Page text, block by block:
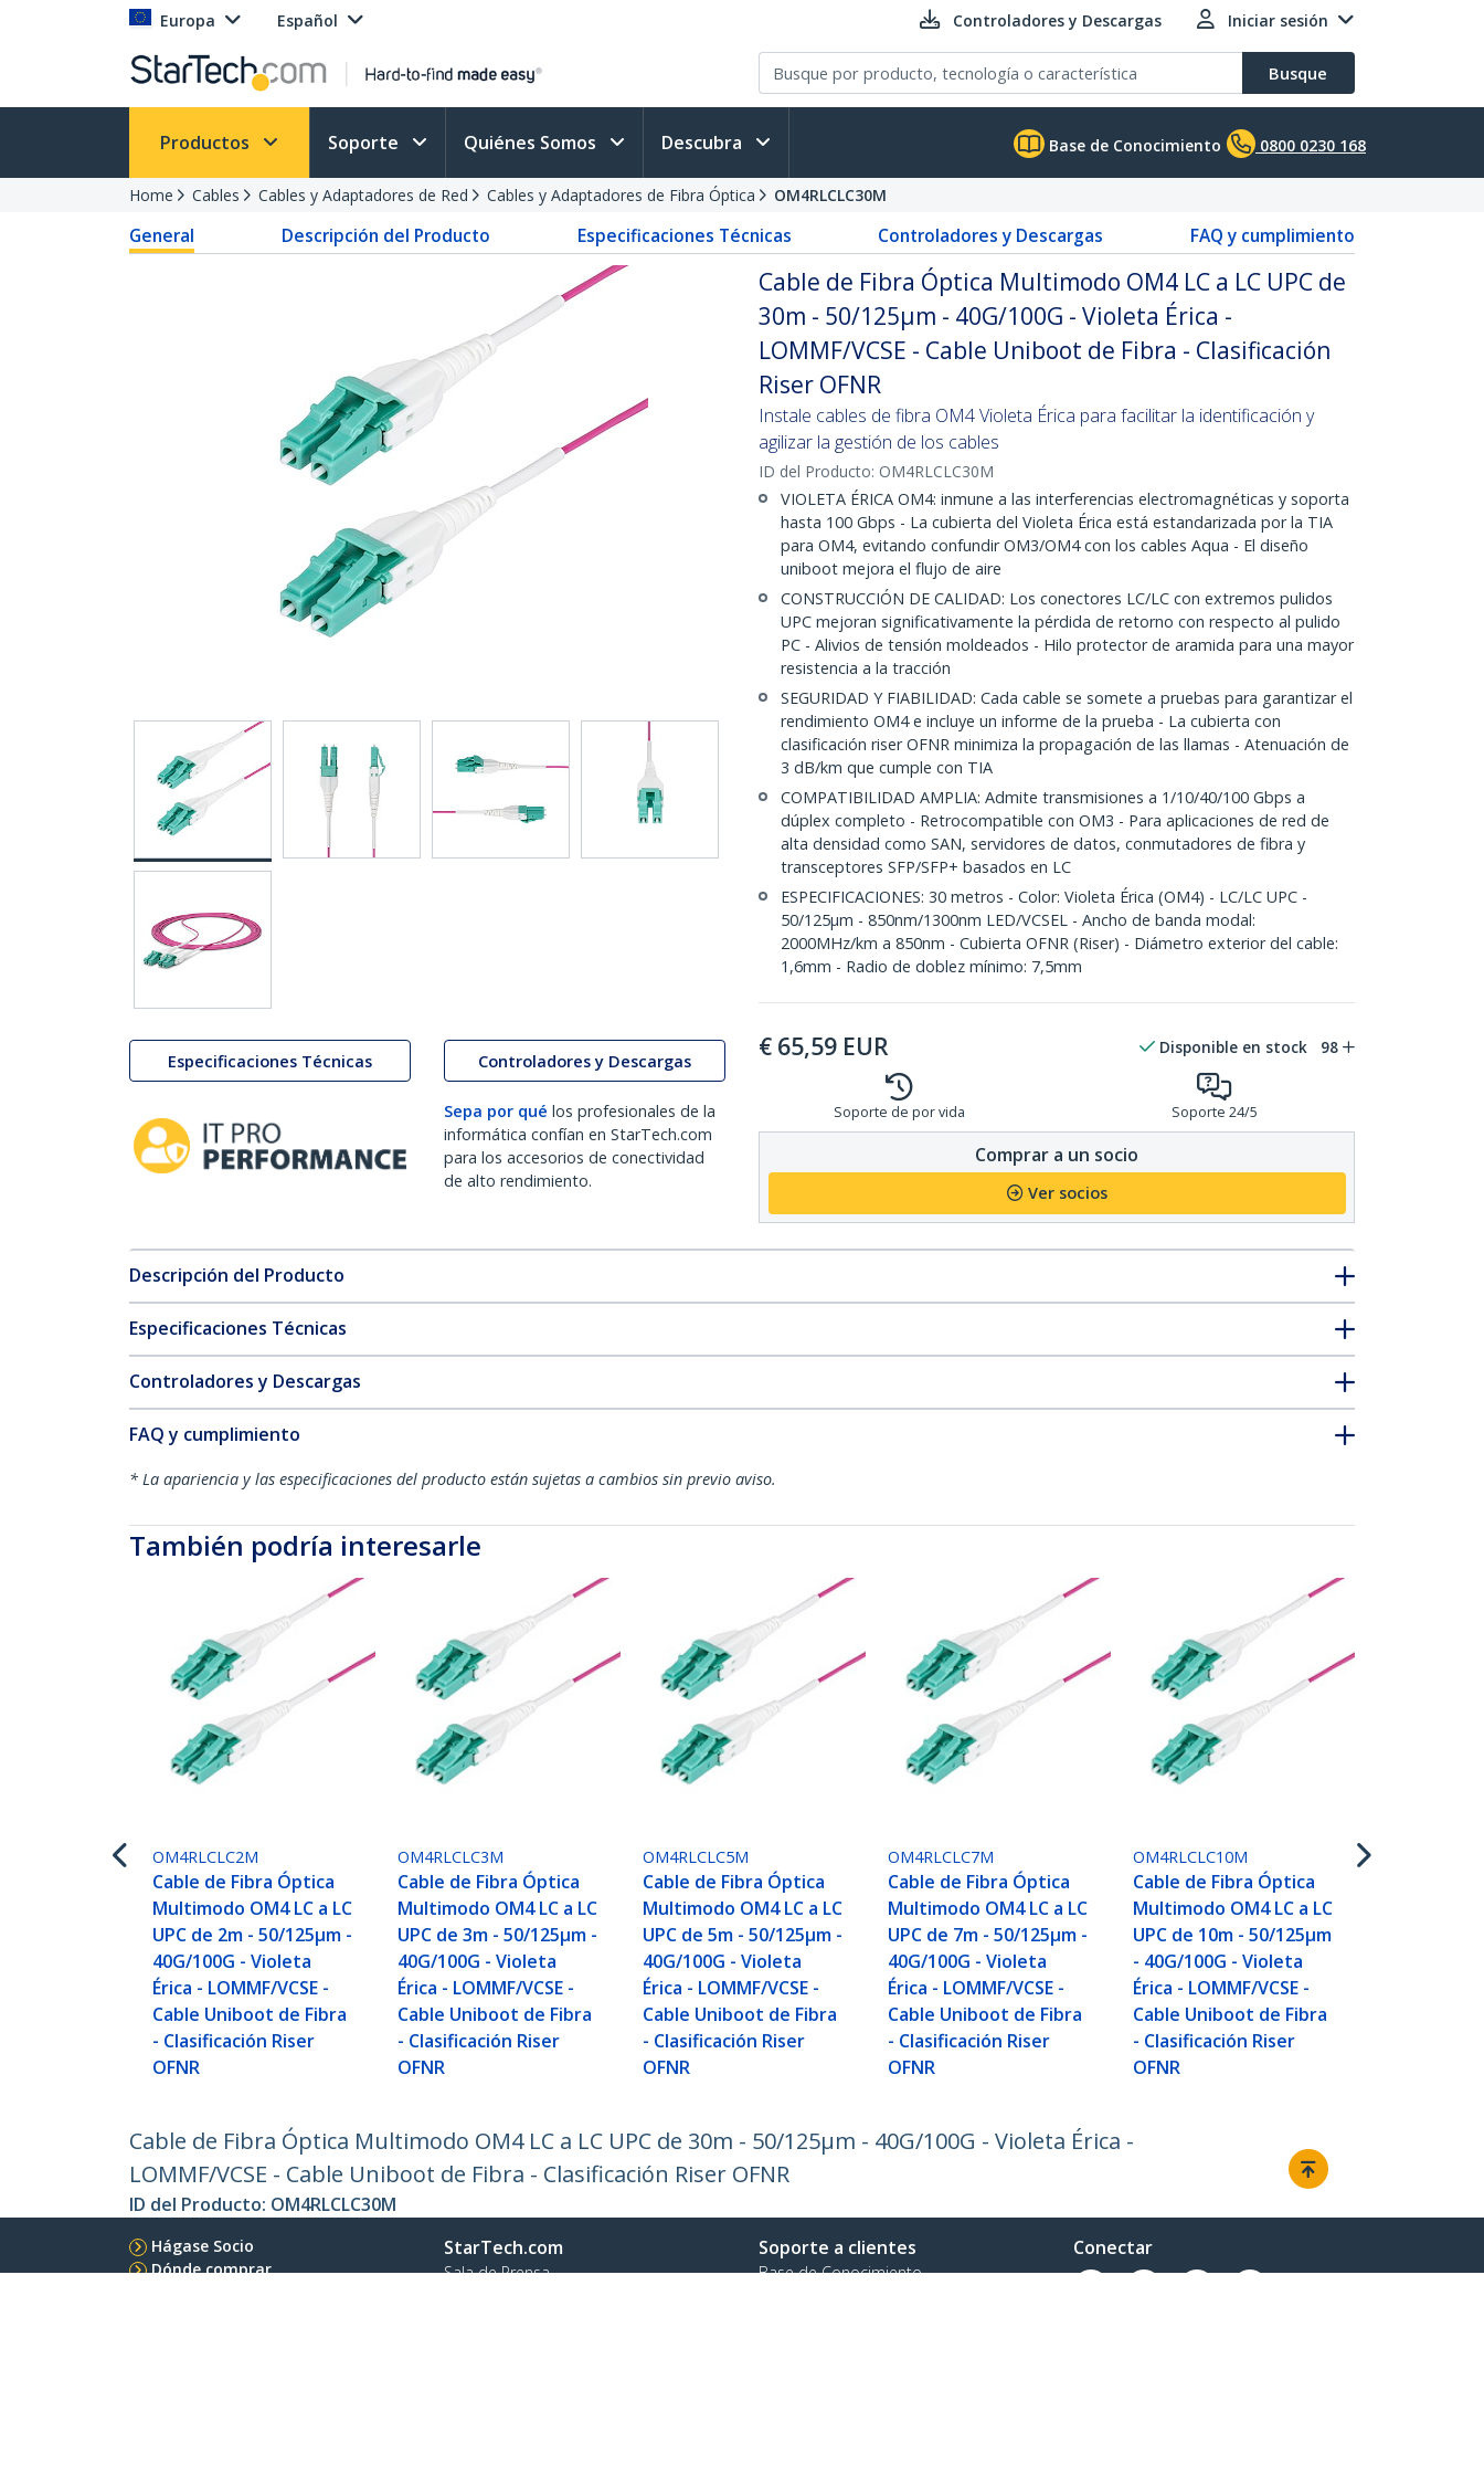
Europa Español Controladores y Descargas Iniciar sesión
Busque
Productos Soporte Quiénes Somos Descubra Base de Conocimiento 0800 0230 168
Home Cables Cables y Adaptadores de Red Cables y Adaptadores de Fibra Óptica OM4RLCLC30M
General Descripción del Producto Especificaciones Técnicas Controladores y Descargas FAQ y cumplimiento
Especificaciones Técnicas Controladores y Descargas
Sepa por qué los profesionales de la
informática confían en StarTech.com
para los accesorios de conectividad
de alto rendimiento.
Cable de Fibra Óptica Multimodo OM4 LC a LC UPC de
30m - 50/125µm - 40G/100G - Violeta Érica -
LOMMF/VCSE - Cable Uniboot de Fibra - Clasificación
Riser OFNR
Instale cables de fibra OM4 Violeta Érica para facilitar la identificación y
agilizar la gestión de los cables
ID del Producto: OM4RLCLC30M
VIOLETA ÉRICA OM4: inmune a las interferencias electromagnéticas y soporta
hasta 100 Gbps - La cubierta del Violeta Érica está estandarizada por la TIA
para OM4, evitando confundir OM3/OM4 con los cables Aqua - El diseño
uniboot mejora el flujo de aire
CONSTRUCCIÓN DE CALIDAD: Los conectores LC/LC con extremos pulidos
UPC mejoran significativamente la pérdida de retorno con respecto al pulido
PC - Alivios de tensión moldeados - Hilo protector de aramida para una mayor
resistencia a la tracción
SEGURIDAD Y FIABILIDAD: Cada cable se somete a pruebas para garantizar el
rendimiento OM4 e incluye un informe de la prueba - La cubierta con
clasificación riser OFNR minimiza la propagación de las llamas - Atenuación de
3 dB/km que cumple con TIA
COMPATIBILIDAD AMPLIA: Admite transmisiones a 1/10/40/100 Gbps a
dúplex completo - Retrocompatible con OM3 - Para aplicaciones de red de
alta densidad como SAN, servidores de datos, conmutadores de fibra y
transceptores SFP/SFP+ basados en LC
ESPECIFICACIONES: 30 metros - Color: Violeta Érica (OM4) - LC/LC UPC -
50/125µm - 850nm/1300nm LED/VCSEL - Ancho de banda modal:
2000MHz/km a 850nm - Cubierta OFNR (Riser) - Diámetro exterior del cable:
1,6mm - Radio de doblez mínimo: 7,5mm
€ 65,59 EUR Disponible en stock 98
Soporte de por vida Soporte 24/5
Comprar a un socio
Ver socios
Descripción del Producto
Especificaciones Técnicas
Controladores y Descargas
FAQ y cumplimiento
* La apariencia y las especificaciones del producto están sujetas a cambios sin previo aviso.
También podría interesarle
OM4RLCLC2M
Cable de Fibra Óptica
Multimodo OM4 LC a LC
UPC de 2m - 50/125µm -
40G/100G - Violeta
Érica - LOMMF/VCSE -
Cable Uniboot de Fibra
- Clasificación Riser
OFNR
OM4RLCLC3M
Cable de Fibra Óptica
Multimodo OM4 LC a LC
UPC de 3m - 50/125µm -
40G/100G - Violeta
Érica - LOMMF/VCSE -
Cable Uniboot de Fibra
- Clasificación Riser
OFNR
OM4RLCLC5M
Cable de Fibra Óptica
Multimodo OM4 LC a LC
UPC de 5m - 50/125µm -
40G/100G - Violeta
Érica - LOMMF/VCSE -
Cable Uniboot de Fibra
- Clasificación Riser
OFNR
OM4RLCLC7M
Cable de Fibra Óptica
Multimodo OM4 LC a LC
UPC de 7m - 50/125µm -
40G/100G - Violeta
Érica - LOMMF/VCSE -
Cable Uniboot de Fibra
- Clasificación Riser
OFNR
OM4RLCLC10M
Cable de Fibra Óptica
Multimodo OM4 LC a LC
UPC de 10m - 50/125µm
- 40G/100G - Violeta
Érica - LOMMF/VCSE -
Cable Uniboot de Fibra
- Clasificación Riser
OFNR
Cable de Fibra Óptica Multimodo OM4 LC a LC UPC de 30m - 50/125µm - 40G/100G - Violeta Érica -
LOMMF/VCSE - Cable Uniboot de Fibra - Clasificación Riser OFNR
ID del Producto: OM4RLCLC30M
Hágase Socio
Dónde comprar
StarTech.com
Sala de Prensa
Soporte a clientes
Base de Conocimiento
Conectar